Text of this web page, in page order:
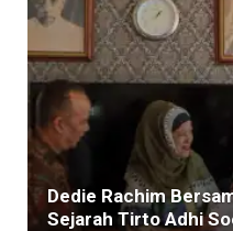
Dedie Rachim
Sejarah Tirto Adhi